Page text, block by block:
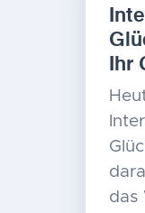
Ihr
das